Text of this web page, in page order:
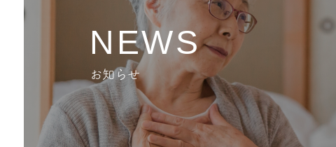
NEWS
お知らせ